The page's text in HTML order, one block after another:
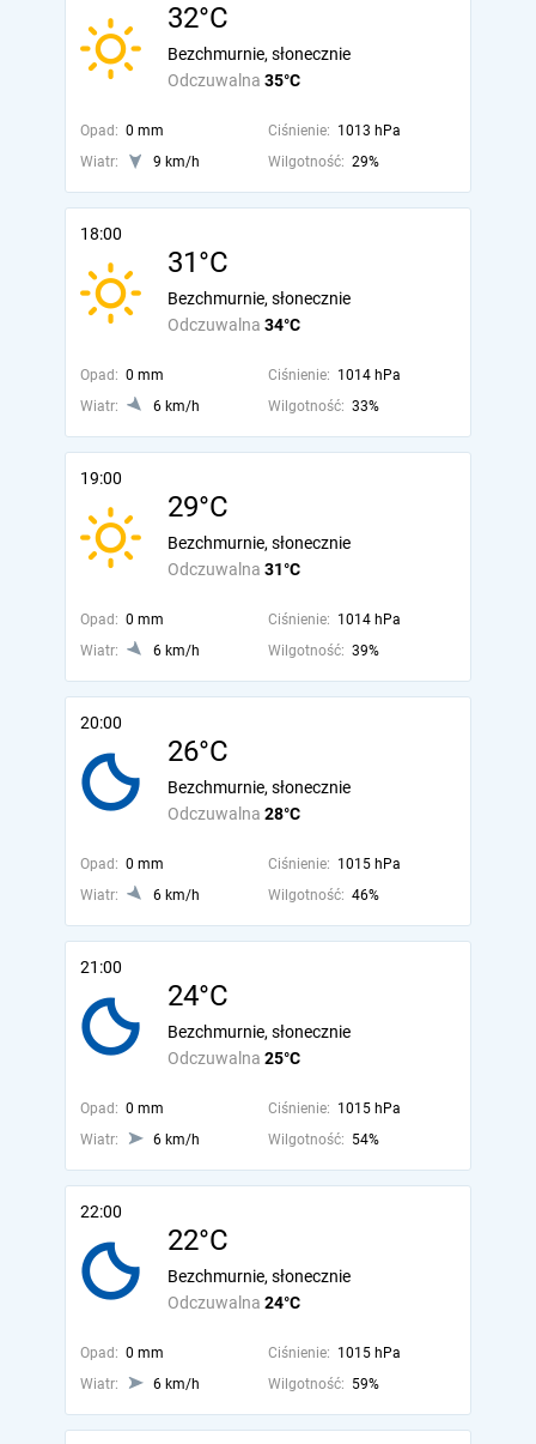
32°C
Odczuwalna 35°C
Bezchmurnie, słonecznie
Opad: 0 mm Ciśnienie: 1013 hPa
Wiatr:
9 km/h Wilgotność: 29%
18:00
31°C
Odczuwalna 34°C
Bezchmurnie, słonecznie
Opad: 0 mm Ciśnienie: 1014 hPa
Wiatr:
6 km/h Wilgotność: 33%
19:00
29°C
Odczuwalna 31°C
Bezchmurnie, słonecznie
Opad: 0 mm Ciśnienie: 1014 hPa
Wiatr:
6 km/h Wilgotność: 39%
20:00
26°C
Odczuwalna 28°C
Bezchmurnie, słonecznie
Opad: 0 mm Ciśnienie: 1015 hPa
Wiatr:
6 km/h Wilgotność: 46%
21:00
24°C
Odczuwalna 25°C
Bezchmurnie, słonecznie
Opad: 0 mm Ciśnienie: 1015 hPa
Wiatr:
6 km/h Wilgotność: 54%
22:00
22°C
Odczuwalna 24°C
Bezchmurnie, słonecznie
Opad: 0 mm Ciśnienie: 1015 hPa
Wiatr:
6 km/h Wilgotność: 59%